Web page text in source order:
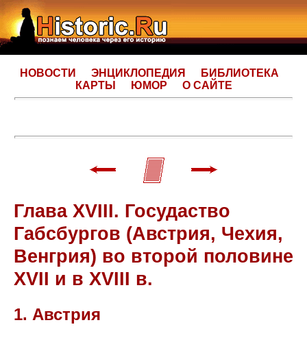
НОВОСТИ ЭНЦИКЛОПЕДИЯ
БИБЛИОТЕКА
КАРТЫ
ЮМОР О САЙТЕ
Глава XVIII. Госудаство
Габсбургов (Австрия, Чехия,
Венгрия) во второй половине
XVII и в XVIII в.
1. Австрия